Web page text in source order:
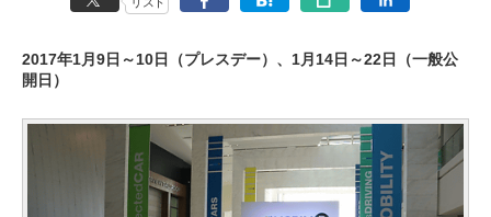
2017年1月9日～10日（プレスデー）、1月14日～22日（一般公
開日）